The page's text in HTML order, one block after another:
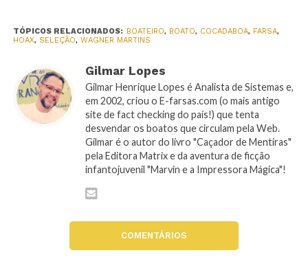
TÓPICOS RELACIONADOS: BOATEIRO, BOATO, COCADABOA, FARSA,
HOAX, SELEÇÃO, WAGNER MARTINS
Gilmar Lopes
Gilmar Henrique Lopes é Analista de Sistemas e,
em 2002, criou o E-farsas.com (o mais antigo
site de fact checking do país!) que tenta
desvendar os boatos que circulam pela Web.
Gilmar é o autor do livro "Caçador de Mentiras"
pela Editora Matrix e da aventura de ficção
infantojuvenil "Marvin e a Impressora Mágica"!
COMENTÁRIOS